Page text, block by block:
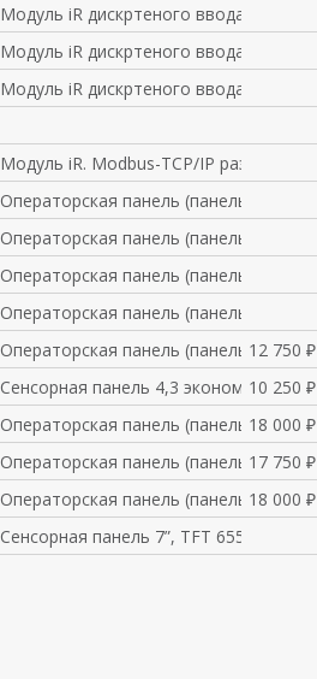
Модуль iR дискртеного ввода/вы
Модуль iR дискртеного ввода/вы
Модуль iR дискртеного ввода/вы
Модуль iR. Modbus-TCP/IP разве
Операторская панель (панель оп
Операторская панель (панель оп
Операторская панель (панель оп
Операторская панель (панель оп
Операторская панель (панель оп12 750 ₽
Сенсорная панель 4,3 экономичн10 250 ₽
Операторская панель (панель оп18 000 ₽
Операторская панель (панель оп17 750 ₽
Операторская панель (панель оп18 000 ₽
Сенсорная панель 7”, TFT 65536